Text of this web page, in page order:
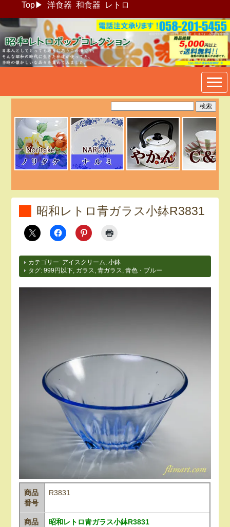
Top▶ 洋食器 和食器 レトロ
昭和レトロポップ食器生活雑
貨通販＠フリマート
昭和レトロ青ガラス小鉢R3831
カテゴリー: アイスクリーム ,小鉢
タグ:999円以下 ガラス ,青ガラス ,青色・ブルー
商品
番号
R3831
商品
昭和レトロ青ガラス小鉢R3831